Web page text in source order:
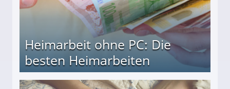
Heimarbeit ohne PC: Die
besten Heimarbeiten